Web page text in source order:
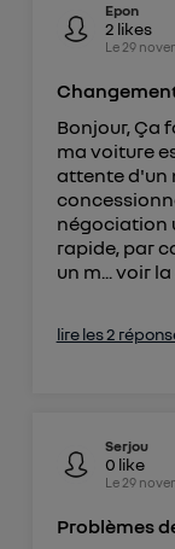
Epon
2 likes
Le 29
Bonjour, Ça
ma voiture
attente d'un
négociation
rapide, par
un m...voir la
lire les 2
Serjou
0 like
Le 29
Problèmes